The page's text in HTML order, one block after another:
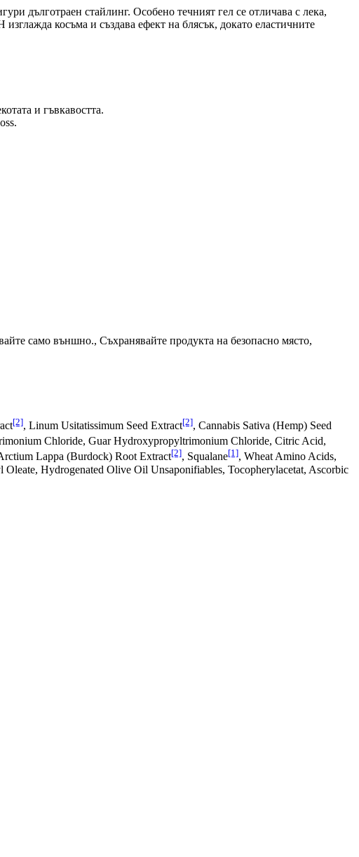
дълготраен стайлинг. Особено течният гел се отличава с лека,
косъма и създава ефект на блясък, докато еластичните
и гъвкавостта.
само външно., Съхранявайте продукта на безопасно място,
[2], Linum Usitatissimum Seed Extract[2], Cannabis Sativa (Hemp) Seed
Chloride, Guar Hydroxypropyltrimonium Chloride, Citric Acid,
Lappa (Burdock) Root Extract[2], Squalane[1], Wheat Amino Acids,
Hydrogenated Olive Oil Unsaponifiables, Tocopherylacetat, Ascorbic